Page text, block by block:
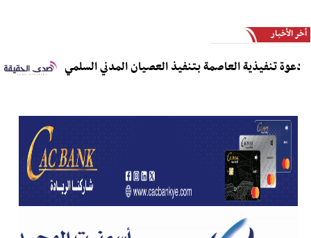
أخر الأخبار
تنفيذية العاصمة بتنفيذ العصيان المدني السلمي